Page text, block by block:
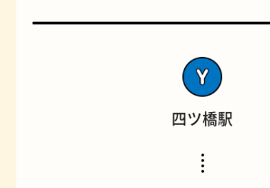
四ツ橋駅